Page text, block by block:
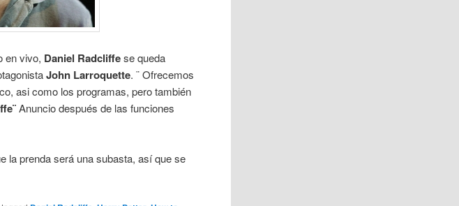
en vivo, Daniel Radcliffese queda
John Larroquette. ¨ Ofrecemos
asi como los programas, pero también
Anuncio después de las funciones
la prenda será una subasta, así que se